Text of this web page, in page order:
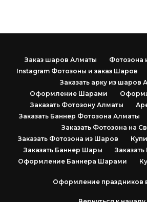
Заказ шаров Алматы
Фотозона
Instagram Фотозоны и заказ Шаров
Заказать арку из шаров
Оформление Шарами
Заказать Фотозону Алматы
Заказать Баннер Фотозона Алматы
Заказать Фотозона на
Заказать Фотозона из Шаров
Заказать Баннер Шары
Оформление Баннера Шарами
Оформление праздников